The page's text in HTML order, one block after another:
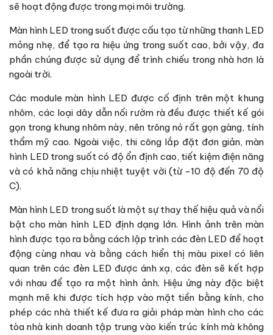
sẽ hoạt động được trong mọi môi trường.
Màn hình LED trong suốt được cấu tạo từ những thanh LED
mỏng nhẹ, để tạo ra hiệu ứng trong suốt cao, bởi vậy, đa
phần chúng được sử dụng để trình chiếu trong nhà hơn là
ngoài trời.
Các module màn hình LED được cố định trên một khung
nhôm, các loại dây dẫn nối rườm rà đều được thiết kế gói
gọn trong khung nhôm này, nên trông nó rất gọn gàng, tính
thẩm mỹ cao. Ngoài việc, thi công lắp đặt đơn giản, màn
hình LED trong suốt có độ ổn định cao, tiết kiệm điện năng
và có khả năng chịu nhiệt tuyệt vời (từ -10 độ đến 70 độ
C).
Màn hình LED trong suốt là một sự thay thế hiệu quả và nổi
bật cho màn hình LED định dạng lớn. Hình ảnh trên màn
hình được tạo ra bằng cách lập trình các đèn LED để hoạt
động cùng nhau và bằng cách hiển thị màu pixel có liên
quan trên các đèn LED được ánh xạ, các đèn sẽ kết hợp
với nhau để tạo ra một hình ảnh. Hiệu ứng này đặc biệt
mạnh mẽ khi được tích hợp vào mặt tiền bằng kính, cho
phép các nhà thiết kế đưa ra giải pháp màn hình cho các
tòa nhà kinh doanh tập trung vào kiến ​​trúc kính mà không